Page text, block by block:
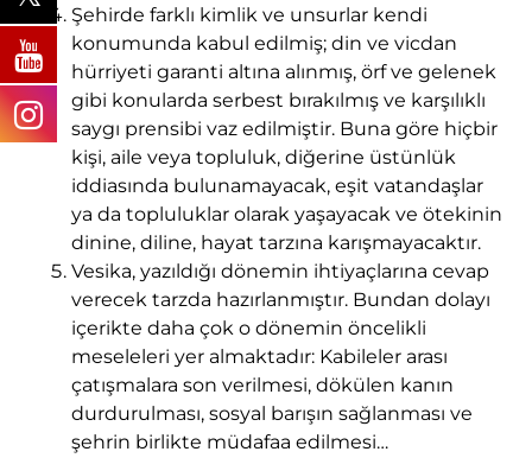
Şehirde farklı kimlik ve unsurlar kendi
konumunda kabul edilmiş; din ve vicdan
hürriyeti garanti altına alınmış, örf ve gelenek
gibi konularda serbest bırakılmış ve karşılıklı
saygı prensibi vaz edilmiştir. Buna göre hiçbir
kişi, aile veya topluluk, diğerine üstünlük
iddiasında bulunamayacak, eşit vatandaşlar
ya da topluluklar olarak yaşayacak ve ötekinin
dinine, diline, hayat tarzına karışmayacaktır.
Vesika, yazıldığı dönemin ihtiyaçlarına cevap
verecek tarzda hazırlanmıştır. Bundan dolayı
içerikte daha çok o dönemin öncelikli
meseleleri yer almaktadır: Kabileler arası
çatışmalara son verilmesi, dökülen kanın
durdurulması, sosyal barışın sağlanması ve
şehrin birlikte müdafaa edilmesi…